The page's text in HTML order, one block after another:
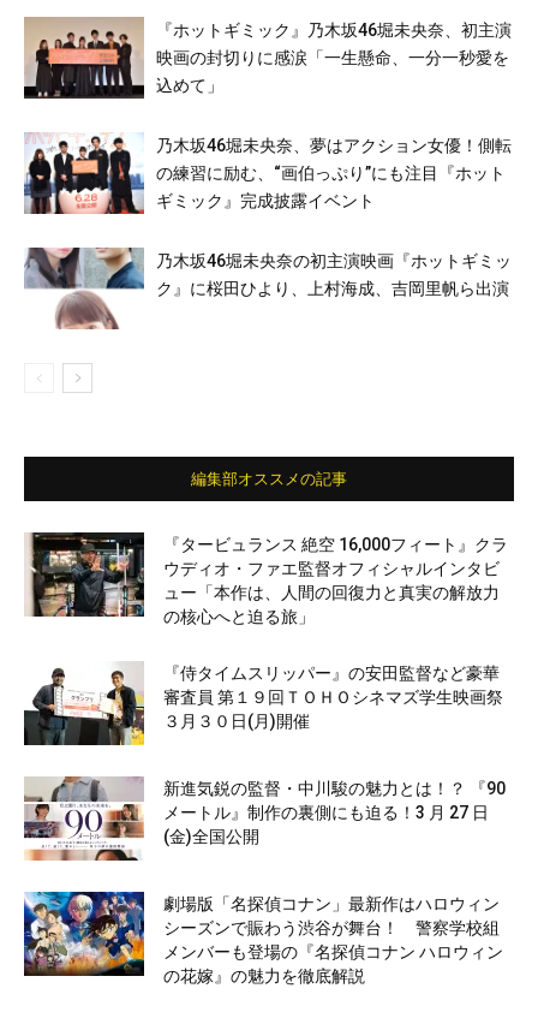
『ホットギミック』乃木坂46堀未央奈、初主演
映画の封切りに感涙「一生懸命、一分一秒愛を
込めて」
乃木坂46堀未央奈、夢はアクション女優！側転
の練習に励む、“画伯っぷり”にも注目『ホット
ギミック』完成披露イベント
乃木坂46堀未央奈の初主演映画『ホットギミッ
ク』に桜田ひより、上村海成、吉岡里帆ら出演
編集部オススメの記事
『タービュランス 絶空 16,000フィート』クラ
ウディオ・ファエ監督オフィシャルインタビ
ュー「本作は、人間の回復力と真実の解放力
の核心へと迫る旅」
『侍タイムスリッパー』の安田監督など豪華
審査員 第１９回ＴＯＨＯシネマズ学生映画祭
３月３０日(月)開催
新進気鋭の監督・中川駿の魅力とは！？ 『90
メートル』制作の裏側にも迫る！3 月 27 日
(金)全国公開
劇場版「名探偵コナン」最新作はハロウィン
シーズンで賑わう渋谷が舞台！ 警察学校組
メンバーも登場の『名探偵コナン ハロウィン
の花嫁』の魅力を徹底解説